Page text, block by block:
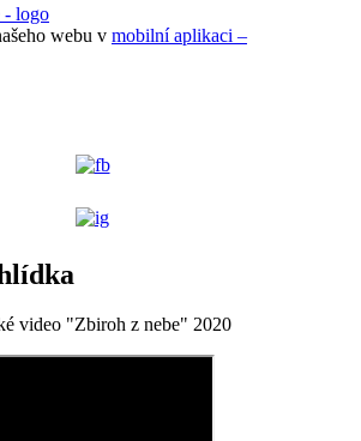
webu v mobilní aplikaci –
video "Zbiroh z nebe" 2020